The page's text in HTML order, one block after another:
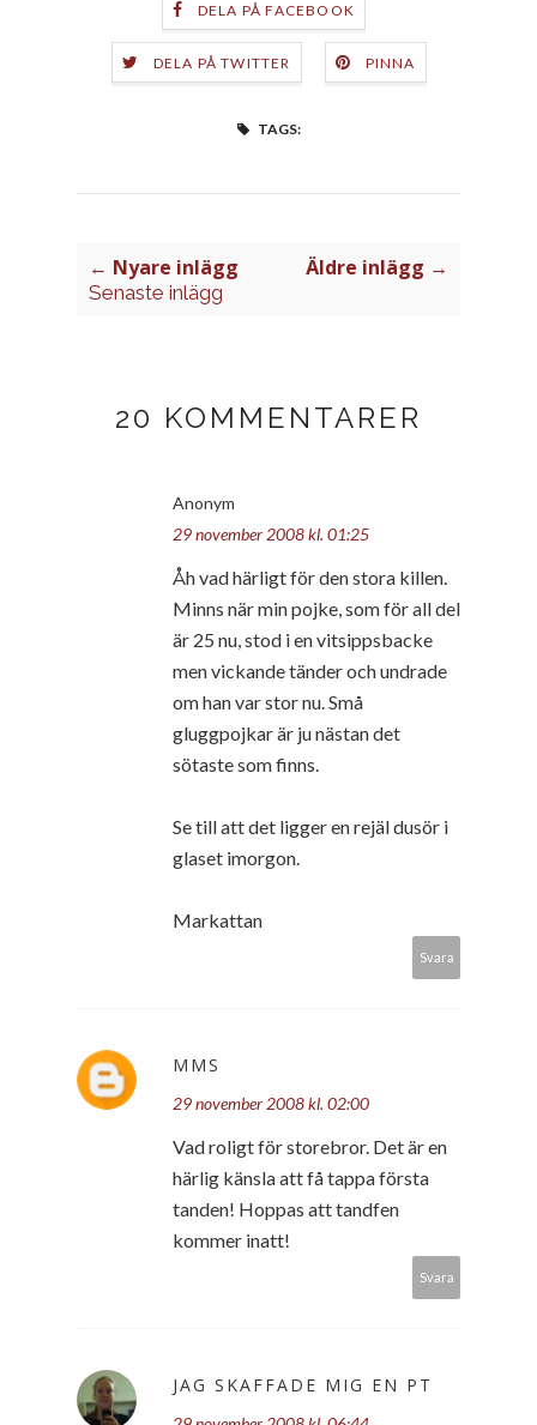
DELA PÅ FACEBOOK
DELA PÅ TWITTER PINNA
TAGS:
← Nyare inlägg
Senaste inlägg
Äldre inlägg →
20 KOMMENTARER
Anonym
29 november 2008 kl. 01:25
Åh vad härligt för den stora killen.
Minns när min pojke, som för all del
är 25 nu, stod i en vitsippsbacke
men vickande tänder och undrade
om han var stor nu. Små
gluggpojkar är ju nästan det
sötaste som finns.
Se till att det ligger en rejäl dusör i
glaset imorgon.
Markattan
Svara
MMS
29 november 2008 kl. 02:00
Vad roligt för storebror. Det är en
härlig känsla att få tappa första
tanden! Hoppas att tandfen
kommer inatt!
Svara
JAG SKAFFADE MIG EN PT